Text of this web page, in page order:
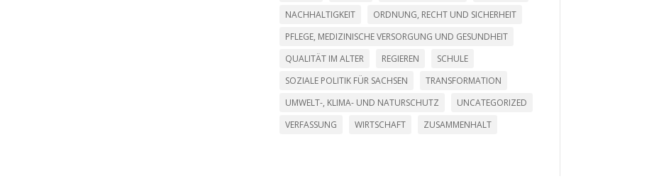
NACHHALTIGKEIT
ORDNUNG, RECHT UND SICHERHEIT
PFLEGE, MEDIZINISCHE VERSORGUNG UND GESUNDHEIT
QUALITÄT IM ALTER
REGIEREN
SCHULE
SOZIALE POLITIK FÜR SACHSEN
TRANSFORMATION
UMWELT-, KLIMA- UND NATURSCHUTZ
UNCATEGORIZED
VERFASSUNG
WIRTSCHAFT ZUSAMMENHALT